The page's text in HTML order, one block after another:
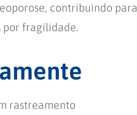
contribuindo para
por fragilidade.
rastreamento